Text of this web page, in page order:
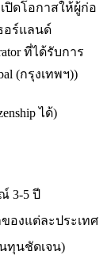
เปิดโอกาสให้ผู้ก่อ
อร์แลนด์
ที่ได้รับการ
(กรุงเทพฯ))
ได้)
3-5 ปี
องแต่ละประเทศ
นทุนชัดเจน)